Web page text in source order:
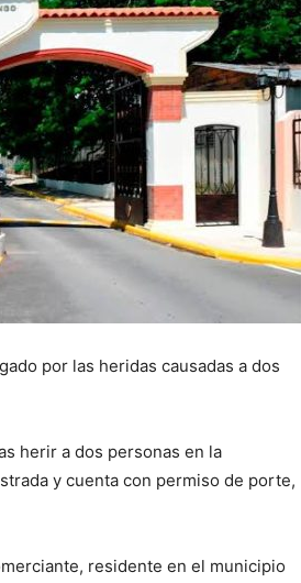
por las heridas causadas a dos
herir a dos personas en la
y cuenta con permiso de porte,
residente en el municipio